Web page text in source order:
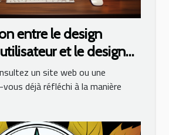
entre le design
et le design
un site web ou une
déjà réfléchi à la manière